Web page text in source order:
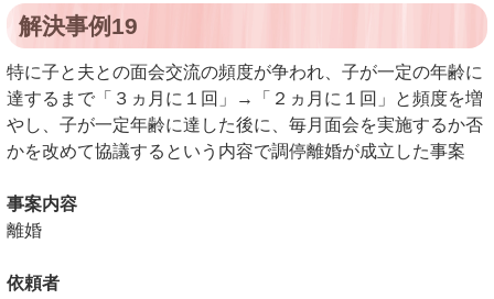
解決事例19
特に子と夫との面会交流の頻度が争われ、子が一定の年齢に
達するまで「３ヵ月に１回」→「２ヵ月に１回」と頻度を増
やし、子が一定年齢に達した後に、毎月面会を実施するか否
かを改めて協議するという内容で調停離婚が成立した事案
事案内容
離婚
依頼者